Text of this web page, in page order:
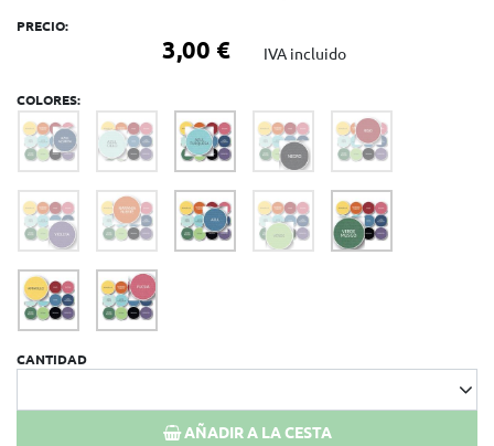
PRECIO:
3,00 € IVA incluido
COLORES:
CANTIDAD
AÑADIR A LA CESTA